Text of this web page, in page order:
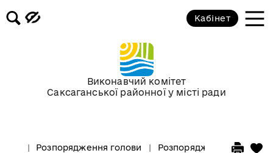
Виконавчий комітет
Саксаганської районної у місті ради
Кабінет
Розпорядження голови Розпорядження голови
Розпорядження голови за 2017 рік